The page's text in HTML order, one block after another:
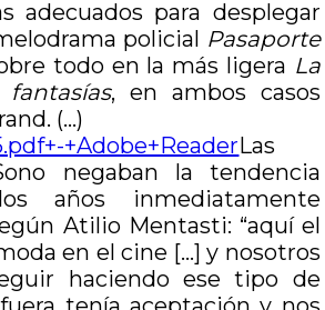
adecuados para desplegar
policial Pasaporte
todo en la más ligera La
, en ambos casos
(…)
Las
negaban la tendencia
años inmediatamente
Atilio Mentasti: “aquí el
en el cine […] y nosotros
haciendo ese tipo de